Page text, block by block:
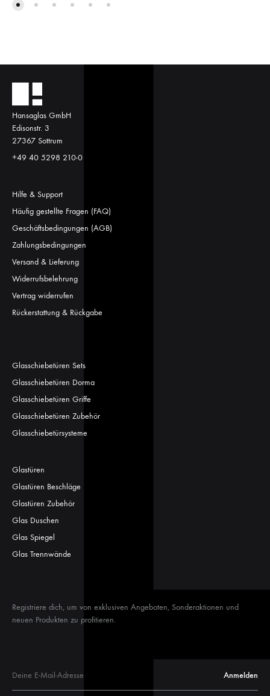
Hansaglas GmbH
Edisonstr. 3
27367 Sottrum
+49 40 5298 210-0
Hilfe & Support
Häufig gestellte Fragen (FAQ)
Geschäftsbedingungen (AGB)
Zahlungsbedingungen
Versand & Lieferung
Widerrufsbelehrung
Vertrag widerrufen
Rückerstattung & Rückgabe
Glasschiebetüren Sets
Glasschiebetüren Dorma
Glasschiebetüren Griffe
Glasschiebetüren Zubehör
Glasschiebetürsysteme
Glastüren
Glastüren Beschläge
Glastüren Zubehör
Glas Duschen
Glas Spiegel
Glas Trennwände
Registriere dich, um von exklusiven Angeboten, Sonderaktionen und
neuen Produkten zu profitieren.